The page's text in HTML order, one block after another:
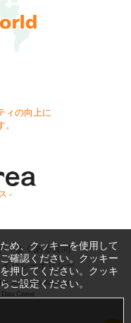
ィの向上に
-
よくある質問
バシーポリシー
All Rights Reserved.
Center
め、クッキーを使用して
確認ください。クッキー
押してください。クッキ
ご設定ください。